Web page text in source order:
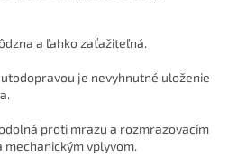
a ľahko zaťažiteľná.
je nevyhnutné uloženie
proti mrazu a rozmrazovacím
vplyvom.